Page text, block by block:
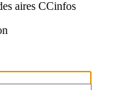
aires CCinfos